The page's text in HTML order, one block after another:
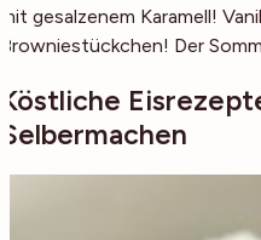
mit gesalzenem Karamell!
Browniestückchen! Der
Köstliche
Selbermachen